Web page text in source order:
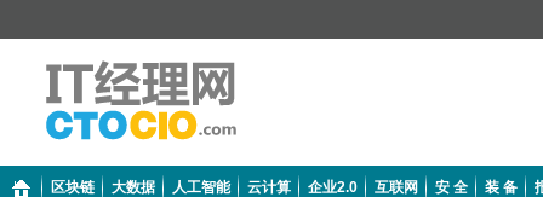
区块链 大数据 人工智能 云计算 企业2.0 互联网 安 全 装 备